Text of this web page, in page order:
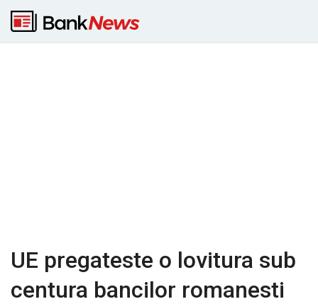
UE pregateste o lovitura sub
centura bancilor romanesti